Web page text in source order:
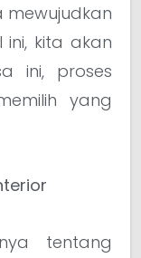
ini, kita akan
ini, proses
yang
tentang